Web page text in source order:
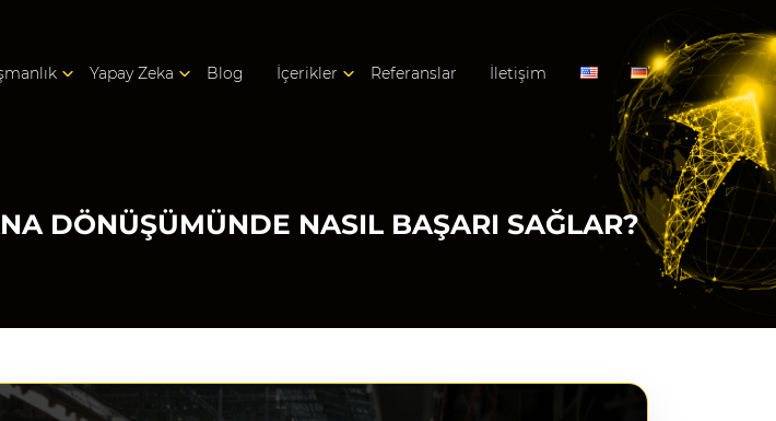
Yapay Zeka Blog İçerikler Referanslar İletişim
DÖNÜŞÜMÜNDE NASIL BAŞARI SAĞLAR?